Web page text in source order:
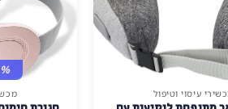
עיסוי וטיפול